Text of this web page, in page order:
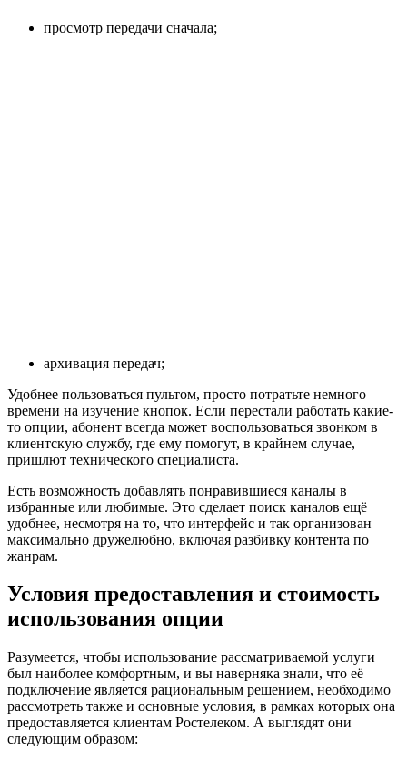
просмотр передачи сначала;
архивация передач;
Удобнее пользоваться пультом, просто потратьте немного
времени на изучение кнопок. Если перестали работать какие-
то опции, абонент всегда может воспользоваться звонком в
клиентскую службу, где ему помогут, в крайнем случае,
пришлют технического специалиста.
Есть возможность добавлять понравившиеся каналы в
избранные или любимые. Это сделает поиск каналов ещё
удобнее, несмотря на то, что интерфейс и так организован
максимально дружелюбно, включая разбивку контента по
жанрам.
Условия предоставления и стоимость
использования опции
Разумеется, чтобы использование рассматриваемой услуги
был наиболее комфортным, и вы наверняка знали, что её
подключение является рациональным решением, необходимо
рассмотреть также и основные условия, в рамках которых она
предоставляется клиентам Ростелеком. А выглядят они
следующим образом: